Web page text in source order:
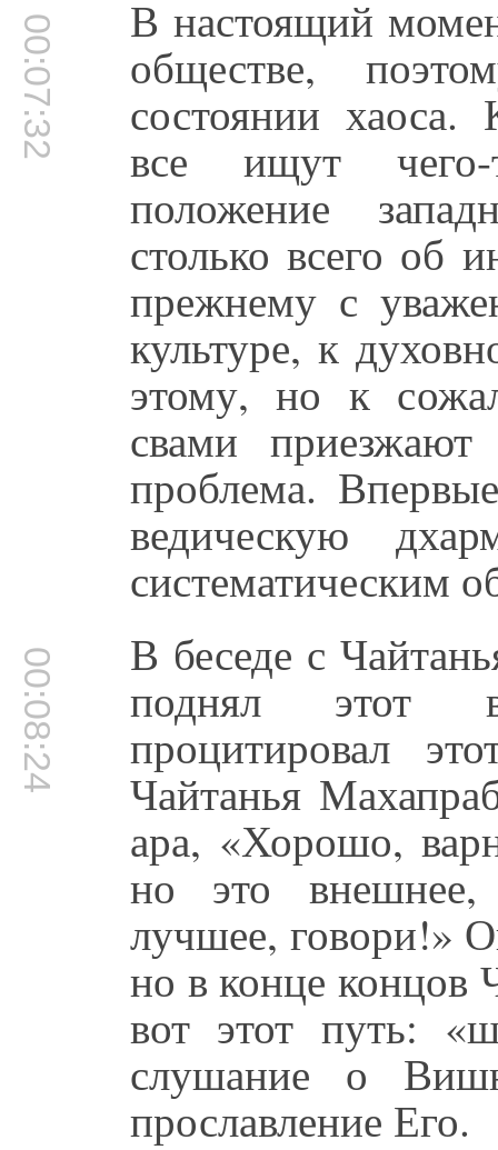
00:07:32 В настоящий
обществе,
состоянии хаоса.
все ищут чего-
положение
столько всего об
прежнему с
культуре, к
этому, но к
свами
проблема.
ведическую
систематическим
00:08:24 В беседе с
поднял этот
процитировал
Чайтанья
ара, «Хорошо,
но это внешнее,
лучшее, говори!»
но в конце концов
вот этот путь:
слушание о
прославление Его.